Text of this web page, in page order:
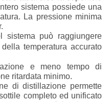
sistema possiede una
La pressione minima
sistema può raggiungere
temperatura accurato
e meno tempo di
ritardata minimo.
di distillazione permette
completo ed unificato